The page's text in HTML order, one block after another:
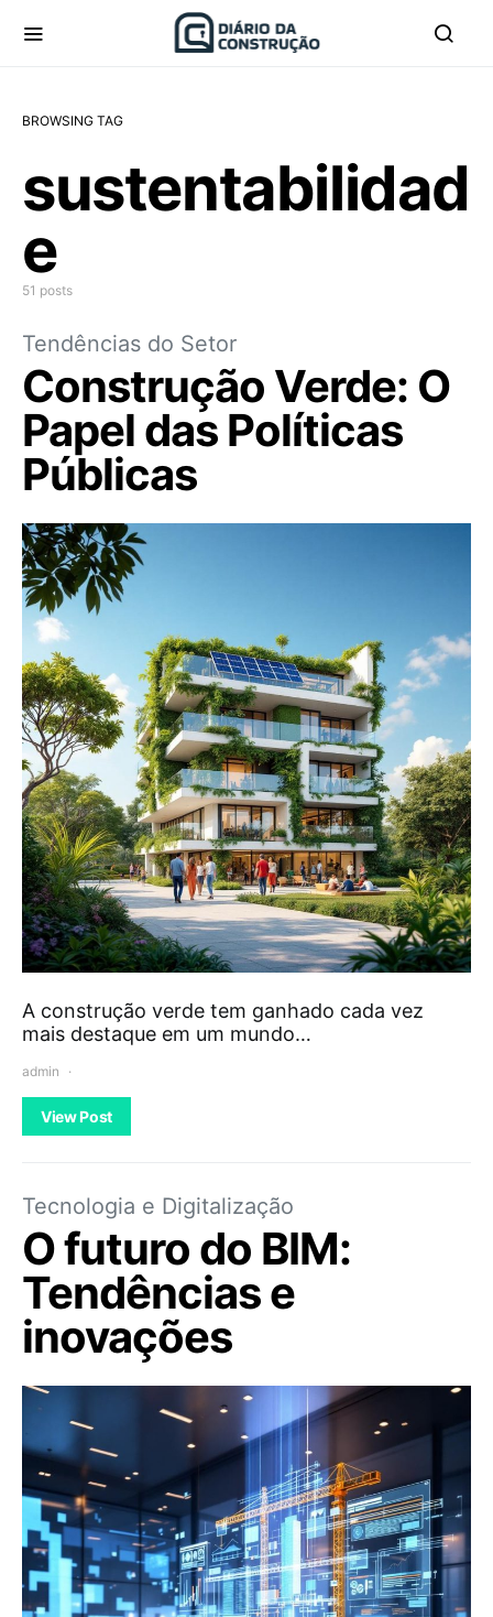
BROWSING TAG
sustentabilidad
e
51 posts
Tendências do Setor
Construção Verde: O
Papel das Políticas
Públicas
A construção verde tem ganhado cada vez
mais destaque em um mundo…
admin
View Post
Tecnologia e Digitalização
O futuro do BIM:
Tendências e
inovações